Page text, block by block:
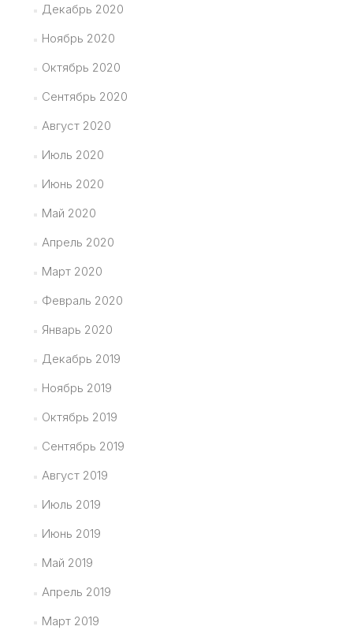
Декабрь 2020
Ноябрь 2020
Октябрь 2020
Сентябрь 2020
Август 2020
Июль 2020
Июнь 2020
Май 2020
Апрель 2020
Март 2020
Февраль 2020
Январь 2020
Декабрь 2019
Ноябрь 2019
Октябрь 2019
Сентябрь 2019
Август 2019
Июль 2019
Июнь 2019
Май 2019
Апрель 2019
Март 2019